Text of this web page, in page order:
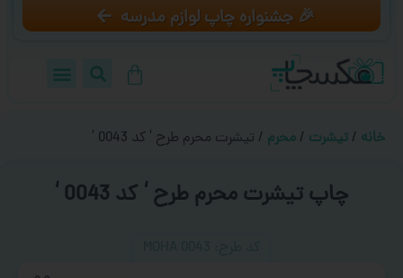
🎉 جشنواره چاپ لوازم مدرسه
خانه / تیشرت / محرم / تیشرت محرم طرح ‘ کد 0043 ‘
چاپ تیشرت محرم طرح ‘ کد 0043 ‘